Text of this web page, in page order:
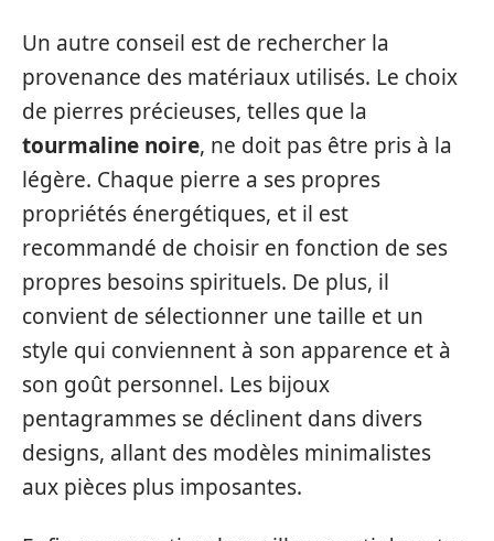
Un autre conseil est de rechercher la
provenance des matériaux utilisés. Le choix
de pierres précieuses, telles que la
tourmaline noire, ne doit pas être pris à la
légère. Chaque pierre a ses propres
propriétés énergétiques, et il est
recommandé de choisir en fonction de ses
propres besoins spirituels. De plus, il
convient de sélectionner une taille et un
style qui conviennent à son apparence et à
son goût personnel. Les bijoux
pentagrammes se déclinent dans divers
designs, allant des modèles minimalistes
aux pièces plus imposantes.